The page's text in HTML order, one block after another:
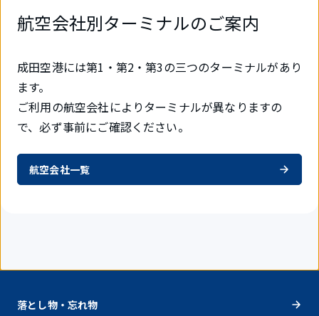
航空会社別ターミナルのご案内
成田空港には第1・第2・第3の三つのターミナルがあり
ます。
ご利用の航空会社によりターミナルが異なりますの
で、必ず事前にご確認ください。
航空会社一覧
落とし物・忘れ物